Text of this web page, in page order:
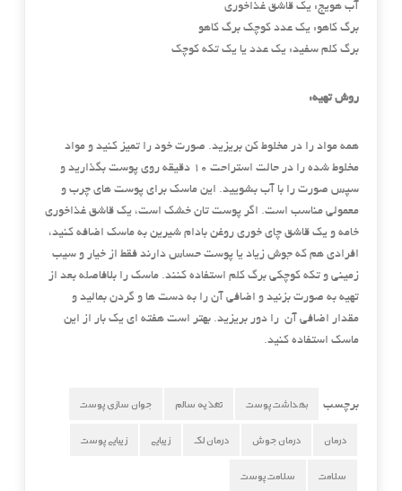
آب هویج: یک قاشق غذاخوری
برگ کاهو: یک عدد کوچک برگ کاهو
برگ کلم سفید: یک عدد یا یک تکه کوچک
روش تهیه:
همه مواد را در مخلوط کن بریزید. صورت خود را تمیز کنید و مواد
مخلوط شده را در حالت استراحت ۱۰ دقیقه روی پوست بگذارید و
سپس صورت را با آب بشویید. این ماسک برای پوست های چرب و
معمولی مناسب است. اگر پوست تان خشک است، یک قاشق غذاخوری
خامه و یک قاشق چای خوری روغن بادام شیرین به ماسک اضافه کنید،
افرادی هم که جوش زیاد یا پوست حساس دارند فقط از خیار و سیب
زمینی و تکه کوچکی برگ کلم استفاده کنند. ماسک را بلافاصله بعد از
تهیه به صورت بزنید و اضافی آن را به دست ها و گردن بمالید و
مقدار اضافی آن را دور بریزید. بهتر است هفته ای یک بار از این
ماسک استفاده کنید.
برچسب بهداشت پوست تغذیه سالم جوان سازی پوست
درمان درمان جوش درمان لک زیبایی زیبایی پوست
سلامت سلامت پوست